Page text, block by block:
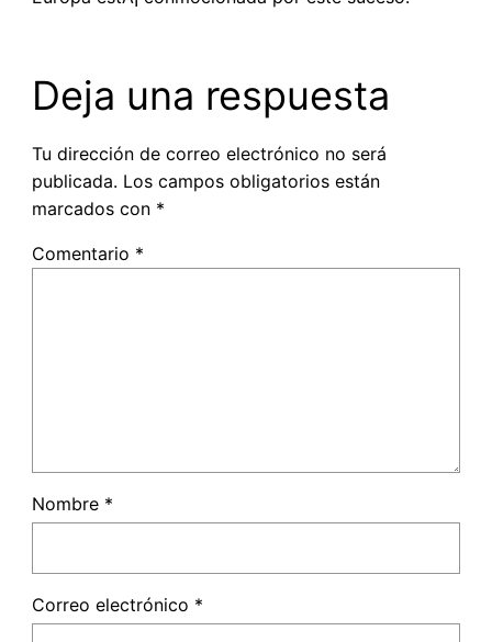
Deja una respuesta
Tu dirección de correo electrónico no será
publicada. Los campos obligatorios están
marcados con *
Comentario *
Nombre *
Correo electrónico *